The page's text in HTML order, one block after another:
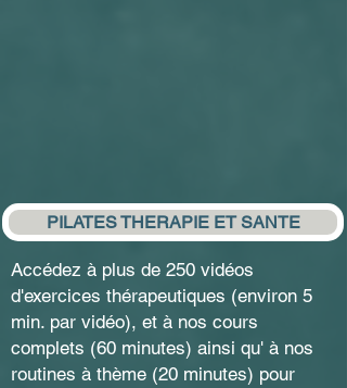
PILATES THERAPIE ET SANTE
Accédez à plus de 250 vidéos
d'exercices thérapeutiques (environ 5
min. par vidéo), et à nos cours
complets (60 minutes) ainsi qu' à nos
routines à thème (20 minutes) pour